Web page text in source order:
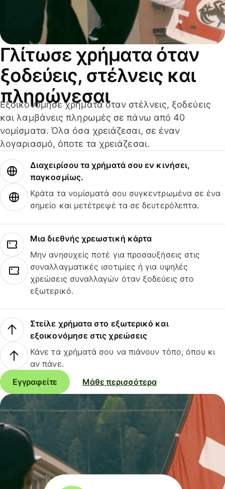
Γλίτωσε χρήματα όταν
ξοδεύεις, στέλνεις και
πληρώνεσαι
Εξοικονόμησε χρήματα όταν στέλνεις, ξοδεύεις
και λαμβάνεις πληρωμές σε πάνω από 40
νομίσματα. Όλα όσα χρειάζεσαι, σε έναν
λογαριασμό, όποτε τα χρειάζεσαι.
Διαχειρίσου τα χρήματά σου εν κινήσει,
παγκοσμίως.
Κράτα τα νομίσματά σου συγκεντρωμένα σε ένα
σημείο και μετέτρεψέ τα σε δευτερόλεπτα.
Μια διεθνής χρεωστική κάρτα
Μην ανησυχείς ποτέ για προσαυξήσεις στις
συναλλαγματικές ισοτιμίες ή για υψηλές
χρεώσεις συναλλαγών όταν ξοδεύεις στο
εξωτερικό.
Στείλε χρήματα στο εξωτερικό και
εξοικονόμησε στις χρεώσεις
Κάνε τα χρήματά σου να πιάνουν τόπο, όπου κι
αν πάνε.
Εγγραφείτε
Μάθε περισσότερα